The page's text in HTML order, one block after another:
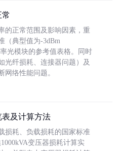
的正常范围及影响因素，重
（典型值为-3dBm
光模块的参考值表格。同时
光纤损耗、连接器问题）及
网络性能问题。
及计算方法
损耗、负载损耗的国家标准
1000kVA变压器损耗计算实